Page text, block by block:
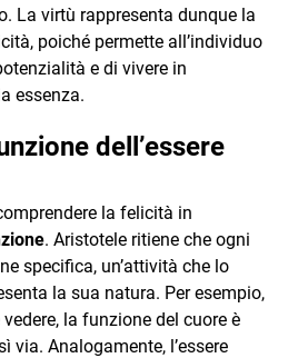
La virtù rappresenta dunque la
poiché permette all’individuo
e di vivere in
essenza.
dell’essere
la felicità in
. Aristotele ritiene che ogni
specifica, un’attività che lo
la sua natura. Per esempio,
la funzione del cuore è
via. Analogamente, l’essere